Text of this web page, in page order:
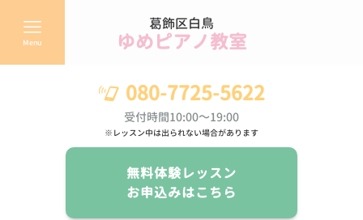
葛飾区白鳥
ゆめピアノ教室
Menu
080-7725-5622
受付時間10:00～19:00
※レッスン中は出られない場合があります
無料体験レッスン
お申込みはこちら